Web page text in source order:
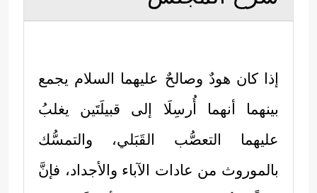
إذا كان هودٌ وصالحٌ عليهما السلام يجمع
بينهما أنهما أُرسِلَا إلى قبيلَتَين يغلبُ
عليهما التعصُّب القَبَلي، والتمسُّك
بالموروث من عادات الآباء والأجداد، فإنَّ